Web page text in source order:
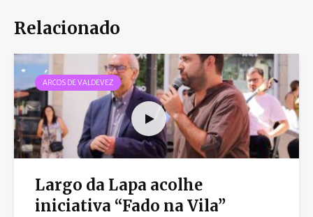
Relacionado
ARCOS DE VALDEVEZ
Largo da Lapa acolhe
iniciativa “Fado na Vila”